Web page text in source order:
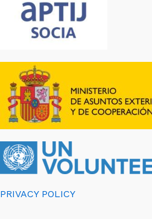
PRIVACY POLICY